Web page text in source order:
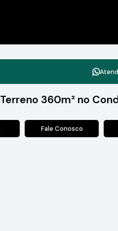
Terreno 360m² no
Fale Conosco